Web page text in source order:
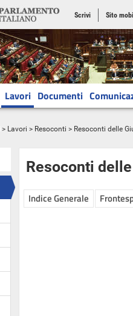
Scrivi Sito
Lavori Documenti
> Lavori > Resoconti > Resoconti delle
Resoconti
Indice Generale